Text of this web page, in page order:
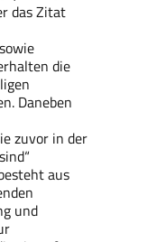
das Zitat
die
Daneben
zuvor in der
aus
und